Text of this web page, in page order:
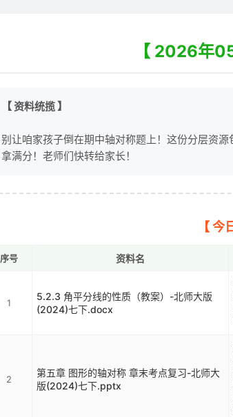
【 2026年
【 资料统揽 】
别让咱家孩子倒在期中轴对称题上！这份分层资
拿满分！老师们快转给家长！
【 今
序号 资料名
1
5.2.3 角平分线的性质（教案）-北师大版
(2024)七下.docx
2
第五章 图形的轴对称 章末考点复习-北师大
版(2024)七下.pptx